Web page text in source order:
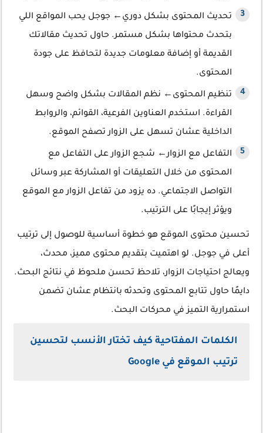
تحديث المحتوى بشكل دوري← جوجل يحب المواقع اللي
بتحدث محتواها بشكل مستمر. حاول تحديث مقالاتك
القديمة أو إضافة معلومات جديدة لتحافظ على جودة
المحتوى.
تنظيم المحتوى← نظم المقالات بشكل واضح وسهل
القراءة. استخدم العناوين الفرعية، القوائم، والروابط
الداخلية عشان تسهل على الزوار تصفح الموقع.
التفاعل مع الزوار← شجع الزوار على التفاعل مع
المحتوى من خلال التعليقات أو المشاركة عبر وسائل
التواصل الاجتماعي. ده يزود من تفاعل الزوار مع الموقع
ويؤثر إيجابًا على الترتيب.
تحسين محتوى الموقع هو خطوة أساسية للوصول إلى ترتيب
أعلى في جوجل. لو اهتميت بتقديم محتوى مميز، محدث،
ويعالج احتياجات الزوار، تلاحظ تحسن ملحوظ في نتائج البحث.
دايمًا حاول تتابع المحتوى وتحدثه بانتظام عشان تضمن
استمرارية التميز في محركات البحث.
الكلمات المفتاحية كيف تختار الأنسب لتحسين
ترتيب الموقع في Google